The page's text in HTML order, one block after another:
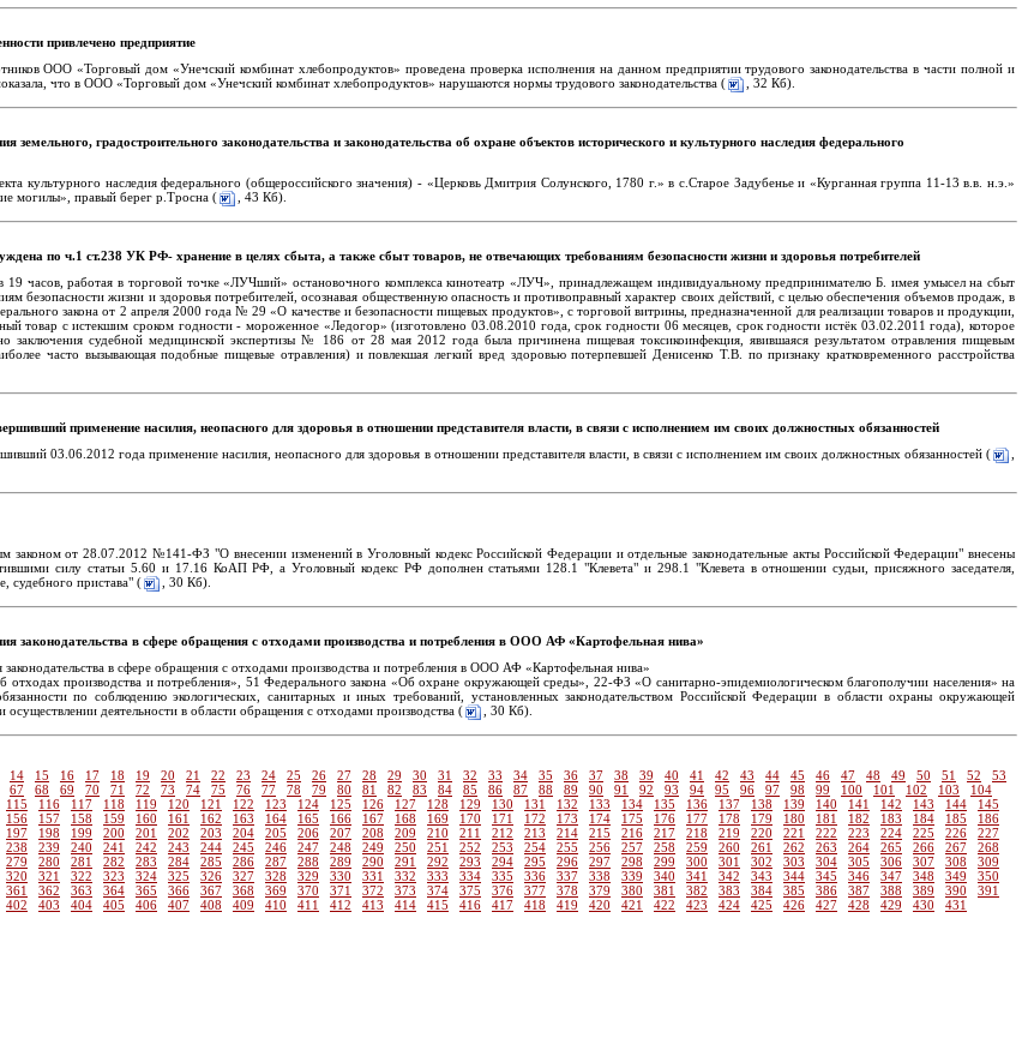
привлечено предприятие
ООО «Торговый дом «Унечский комбинат хлебопродуктов» проведена проверка исполнения на данном предприятии трудового законодательства в части полной и
что в ООО «Торговый дом «Унечский комбинат хлебопродуктов» нарушаются нормы трудового законодательства (
, 32 Кб).
земельного, градостроительного законодательства и законодательства об охране объектов исторического и культурного наследия федерального
культурного наследия федерального (общероссийского значения) - «Церковь Дмитрия Солунского, 1780 г.» в с.Старое Задубенье и «Курганная группа 11-13 в.в. н.э.»
могилы», правый берег р.Тросна (
, 43 Кб).
по ч.1 ст.238 УК РФ- хранение в целях сбыта, а также сбыт товаров, не отвечающих требованиям безопасности жизни и здоровья потребителей
19 часов, работая в торговой точке «ЛУЧший» остановочного комплекса кинотеатр «ЛУЧ», принадлежащем индивидуальному предпринимателю Б. имея умысел на сбыт
безопасности жизни и здоровья потребителей, осознавая общественную опасность и противоправный характер своих действий, с целью обеспечения объемов продаж, в
закона от 2 апреля 2000 года № 29 «О качестве и безопасности пищевых продуктов», с торговой витрины, предназначенной для реализации товаров и продукции,
товар с истекшим сроком годности - мороженное «Ледогор» (изготовлено 03.08.2010 года, срок годности 06 месяцев, срок годности истёк 03.02.2011 года), которое
заключения судебной медицинской экспертизы № 186 от 28 мая 2012 года была причинена пищевая токсикоинфекция, явившаяся результатом отравления пищевым
часто вызывающая подобные пищевые отравления) и повлекшая легкий вред здоровью потерпевшей Денисенко Т.В. по признаку кратковременного расстройства
применение насилия, неопасного для здоровья в отношении представителя власти, в связи с исполнением им своих должностных обязанностей
03.06.2012 года применение насилия, неопасного для здоровья в отношении представителя власти, в связи с исполнением им своих должностных обязанностей (
законом от 28.07.2012 №141-ФЗ "О внесении изменений в Уголовный кодекс Российской Федерации и отдельные законодательные акты Российской Федерации" внесены
силу статьи 5.60 и 17.16 КоАП РФ, а Уголовный кодекс РФ дополнен статьями 128.1 "Клевета" и 298.1 "Клевета в отношении судьи, присяжного заседателя,
судебного пристава" (
, 30 Кб).
законодательства в сфере обращения с отходами производства и потребления в ООО АФ «Картофельная нива»
в сфере обращения с отходами производства и потребления в ООО АФ «Картофельная нива»
производства и потребления», 51 Федерального закона «Об охране окружающей среды», 22-ФЗ «О санитарно-эпидемиологическом благополучии населения» на
по соблюдению экологических, санитарных и иных требований, установленных законодательством Российской Федерации в области охраны окружающей
деятельности в области обращения с отходами производства (
, 30 Кб).
14 15 16 17 18 19 20 21 22 23 24 25 26 27 28 29 30 31 32 33 34 35 36 37 38 39 40 41 42 43 44 45 46 47 48 49 50 51 52
53
67 68 69 70 71 72 73 74 75 76 77 78 79 80 81 82 83 84 85 86 87 88 89 90 91 92 93 94 95 96 97 98 99 100 101 102 103
104
115 116 117 118 119 120 121 122 123 124 125 126 127 128 129 130 131 132 133 134 135 136 137 138 139 140 141 142 143 144
145
156 157 158 159 160 161 162 163 164 165 166 167 168 169 170 171 172 173 174 175 176 177 178 179 180 181 182 183 184 185
186
197 198 199 200 201 202 203 204 205 206 207 208 209 210 211 212 213 214 215 216 217 218 219 220 221 222 223 224 225 226
227
238 239 240 241 242 243 244 245 246 247 248 249 250 251 252 253 254 255 256 257 258 259 260 261 262 263 264 265 266 267
268
279 280 281 282 283 284 285 286 287 288 289 290 291 292 293 294 295 296 297 298 299 300 301 302 303 304 305 306 307 308
309
320 321 322 323 324 325 326 327 328 329 330 331 332 333 334 335 336 337 338 339 340 341 342 343 344 345 346 347 348 349
350
361 362 363 364 365 366 367 368 369 370 371 372 373 374 375 376 377 378 379 380 381 382 383 384 385 386 387 388 389 390
391
402 403 404 405 406 407 408 409 410 411 412 413 414 415 416 417 418 419 420 421 422 423 424 425 426 427 428 429 430 431